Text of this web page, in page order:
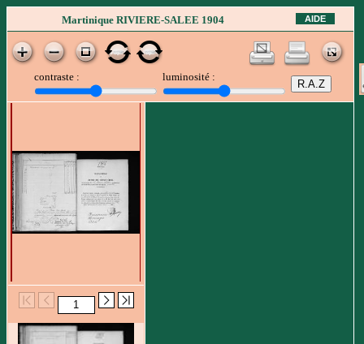
AIDE
Martinique RIVIERE-SALEE 1904
contraste : luminosité :